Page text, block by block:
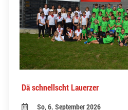
Dä schnellscht Lauerzer
So, 6. September 2026